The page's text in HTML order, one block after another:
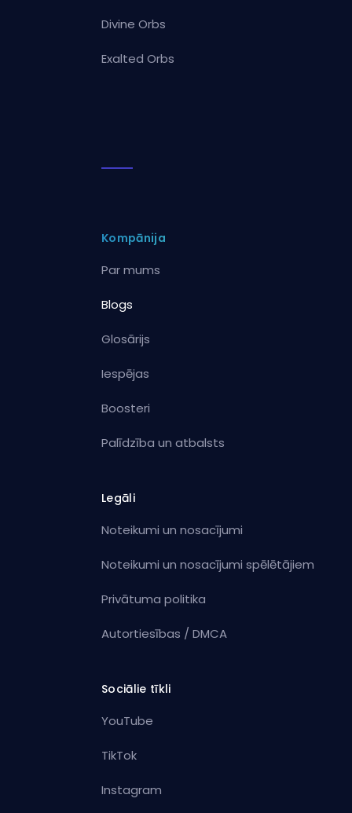
Divine Orbs
Exalted Orbs
Kompānija
Par mums
Blogs
Glosārijs
Iespējas
Boosteri
Palīdzība un atbalsts
Legāli
Noteikumi un nosacījumi
Noteikumi un nosacījumi spēlētājiem
Privātuma politika
Autortiesības / DMCA
Sociālie tīkli
YouTube
TikTok
Instagram